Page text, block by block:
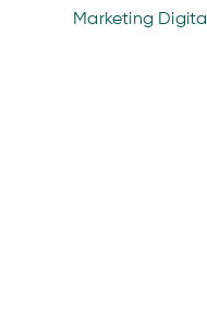
Marketing Digital